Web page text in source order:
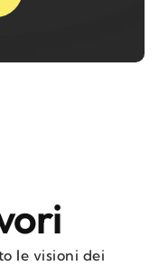
le visioni dei